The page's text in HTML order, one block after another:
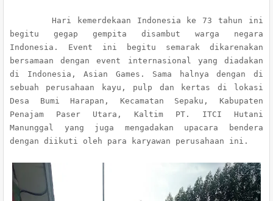
Hari kemerdekaan Indonesia ke 73 tahun ini
begitu gegap gempita disambut warga negara
Indonesia. Event ini begitu semarak dikarenakan
bersamaan dengan event internasional yang diadakan
di Indonesia, Asian Games. Sama halnya dengan di
sebuah perusahaan kayu, pulp dan kertas di lokasi
Desa Bumi Harapan, Kecamatan Sepaku, Kabupaten
Penajam Paser Utara, Kaltim PT. ITCI Hutani
Manunggal yang juga mengadakan upacara bendera
dengan diikuti oleh para karyawan perusahaan ini.